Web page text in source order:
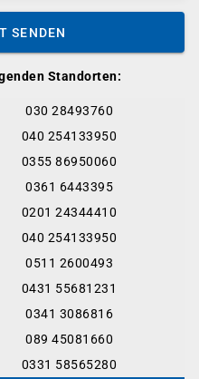
Standorten:
030 28493760
040 254133950
0355 86950060
0361 6443395
0201 24344410
040 254133950
0511 2600493
0431 55681231
0341 3086816
089 45081660
0331 58565280
SENDEN